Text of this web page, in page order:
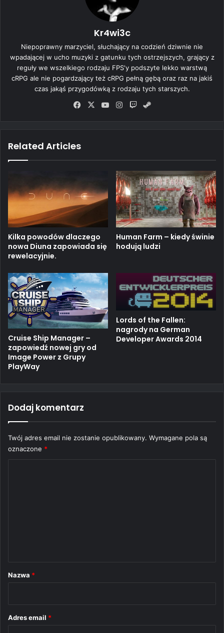
Kr4wi3c
Niepoprawny marzyciel, słuchający na codzień dziwnie nie
wpadającej w ucho muzyki z gatunku tych ostrzejszych, grający z
reguły we wszelkiego rodzaju FPS'y podszyte lekko warstwą
cRPG ale nie pogardzający też cRPG pełną gębą oraz raz na jakiś
czas jakąś przygodówką z rodzaju tych starszych.
Fa
X
Yo
Ins
Tw
Related Articles
Kilka powodów dlaczego
nowa Diuna zapowiada się
rewelacyjnie.
Human Farm – kiedy świnie
hodują ludzi
Cruise Ship Manager –
zapowiedź nowej gry od
Image Power z Grupy
PlayWay
Lords of the Fallen:
nagrody na German
Developer Awards 2014
Dodaj komentarz
Twój adres email nie zostanie opublikowany. Wymagane pola są
oznaczone *
rNazwa *
Adres email *